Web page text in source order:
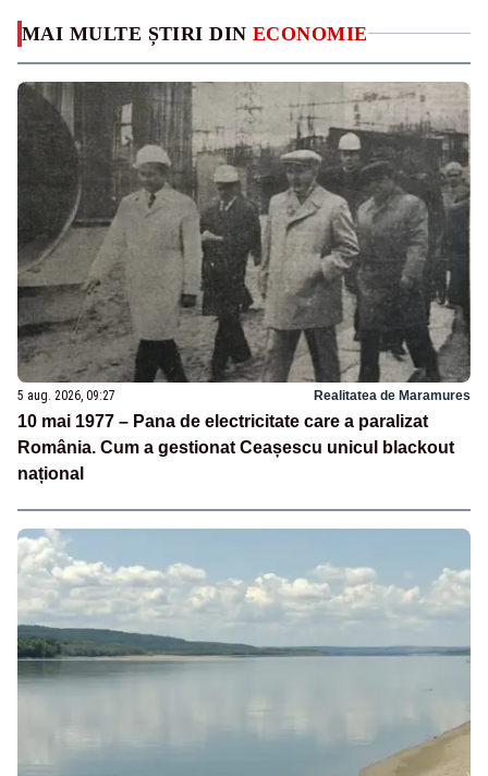
MAI MULTE ȘTIRI DIN ECONOMIE
5 aug. 2026, 09:27 Realitatea de Maramures
10 mai 1977 – Pana de electricitate care a paralizat
România. Cum a gestionat Ceașescu unicul blackout
național